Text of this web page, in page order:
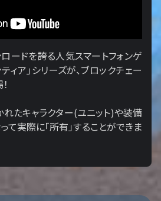
ードを誇る人気スマートフォンゲ
ィア」シリーズが、ブロックチェー
たキャラクター(ユニット)や装備
て実際に「所有」することができま